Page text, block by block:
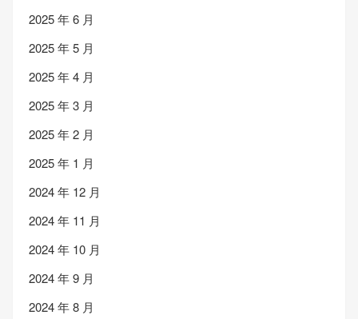
2025 年 6 月
2025 年 5 月
2025 年 4 月
2025 年 3 月
2025 年 2 月
2025 年 1 月
2024 年 12 月
2024 年 11 月
2024 年 10 月
2024 年 9 月
2024 年 8 月